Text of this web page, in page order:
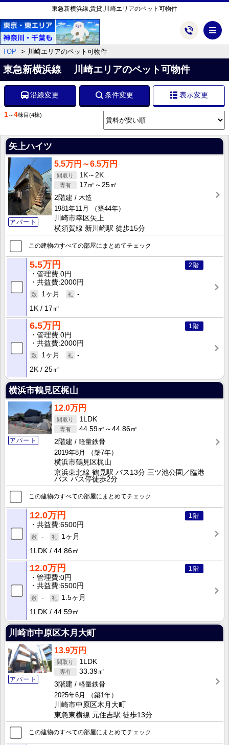
東急新横浜線,賃貸,川崎エリアのペット可物件
TOP 川崎エリアのペット可物件
東急新横浜線 川崎エリアのペット可物件
沿線変更 条件変更 表示変更
1～4棟目 (4棟)
矢上ハイツ
アパート
5.5万円～6.5万円
1K～2K
17㎡～25㎡
2階建
木造
1981年11月
（築44年）
川崎市幸区矢上
横須賀線 新川崎駅 徒歩15分
この建物のすべての部屋にまとめてチェック
2階
5.5万円
管理費 0円
共益費 2000円
1ヶ月
-
1K
17㎡
1階
6.5万円
管理費 0円
共益費 2000円
1ヶ月
-
2K
25㎡
横浜市鶴見区梶山
アパート
12.0万円
1LDK
44.59㎡～44.86㎡
2階建
軽量鉄骨
2019年8月
（築7年）
横浜市鶴見区梶山
京浜東北線 鶴見駅 バス13分 三ツ池公園／臨港
バス バス停徒歩2分
この建物のすべての部屋にまとめてチェック
1階
12.0万円
共益費 6500円
-
1ヶ月
1LDK
44.86㎡
1階
12.0万円
管理費 0円
共益費 6500円
-
1.5ヶ月
1LDK
44.59㎡
川崎市中原区木月大町
アパート
13.9万円
1LDK
33.39㎡
3階建
軽量鉄骨
2025年6月
（築1年）
川崎市中原区木月大町
東急東横線 元住吉駅 徒歩13分
この建物のすべての部屋にまとめてチェック